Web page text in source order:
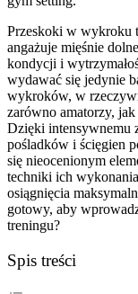
Przeskoki w wykroku
angażuje mięśnie
kondycji i
wydawać się jedynie
wykroków, w
zarówno amatorzy,
Dzięki intensywnemu
pośladków i ścięgien
się nieocenionym
techniki ich
osiągnięcia
gotowy, aby
treningu?
Spis treści